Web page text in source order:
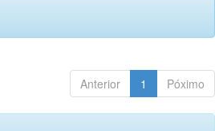
Anterior 1 Póximo